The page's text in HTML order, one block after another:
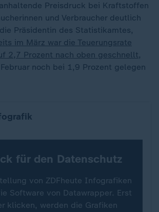
Preisdruck bei Kraftstoffen
und Verbraucher deutlich
Präsidentin des Statistikamtes,
im März war die Teuerungsrate
2,7 Prozent nach oben geschnellt,
noch bei 1,9 Prozent gelegen
für den Datenschutz
von ZDFheute Infografiken
Software von Datawrapper. Erst
klicken, werden die Grafiken